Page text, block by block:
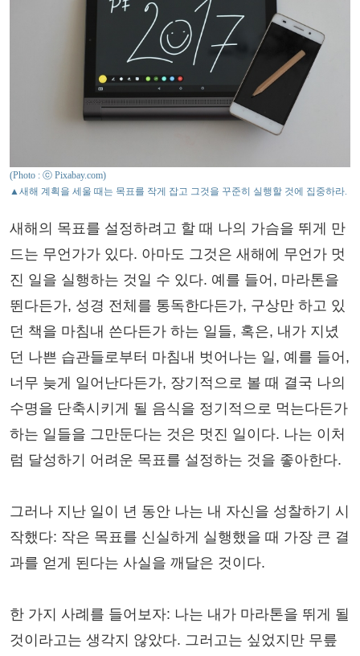
(Photo : ⓒ Pixabay.com)
▲새해 계획을 세울 때는 목표를 작게 잡고 그것을 꾸준히 실행할 것에 집중하라.
새해의 목표를 설정하려고 할 때 나의 가슴을 뛰게 만
드는 무언가가 있다. 아마도 그것은 새해에 무언가 멋
진 일을 실행하는 것일 수 있다. 예를 들어, 마라톤을
뛴다든가, 성경 전체를 통독한다든가, 구상만 하고 있
던 책을 마침내 쓴다든가 하는 일들, 혹은, 내가 지녔
던 나쁜 습관들로부터 마침내 벗어나는 일, 예를 들어,
너무 늦게 일어난다든가, 장기적으로 볼 때 결국 나의
수명을 단축시키게 될 음식을 정기적으로 먹는다든가
하는 일들을 그만둔다는 것은 멋진 일이다. 나는 이처
럼 달성하기 어려운 목표를 설정하는 것을 좋아한다.
그러나 지난 일이 년 동안 나는 내 자신을 성찰하기 시
작했다: 작은 목표를 신실하게 실행했을 때 가장 큰 결
과를 얻게 된다는 사실을 깨달은 것이다.
한 가지 사례를 들어보자: 나는 내가 마라톤을 뛰게 될
것이라고는 생각지 않았다. 그러고는 싶었지만 무릎